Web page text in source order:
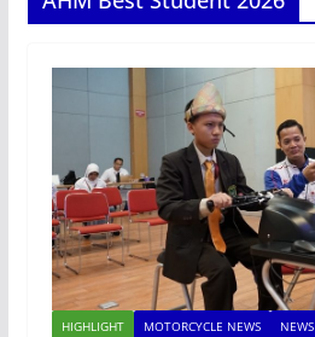
HIGHLIGHT MOTORCYCLE NEWS NEWS